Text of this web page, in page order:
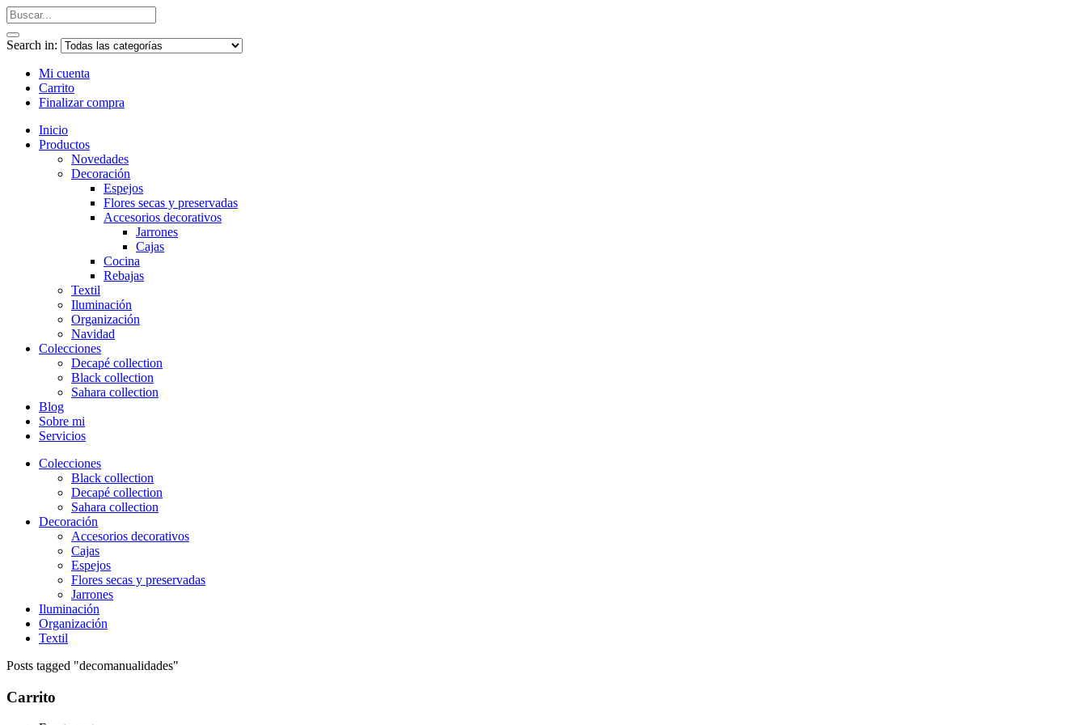
Search in:
Mi cuenta
Carrito
Finalizar compra
Inicio
Productos
Novedades
Decoración
Espejos
Flores secas y preservadas
Accesorios decorativos
Jarrones
Cajas
Cocina
Rebajas
Textil
Iluminación
Organización
Navidad
Colecciones
Decapé collection
Black collection
Sahara collection
Blog
Sobre mi
Servicios
Colecciones
Black collection
Decapé collection
Sahara collection
Decoración
Accesorios decorativos
Cajas
Espejos
Flores secas y preservadas
Jarrones
Iluminación
Organización
Textil
Posts tagged "decomanualidades"
Carrito